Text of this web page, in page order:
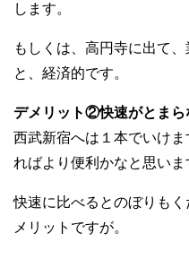
します。
もしくは、高円寺に出て
と、経済的です。
デメリット②快速がとまら
西武新宿へは１本でいけ
ればより便利かなと思いま
快速に比べるとのぼりも
メリットですが。